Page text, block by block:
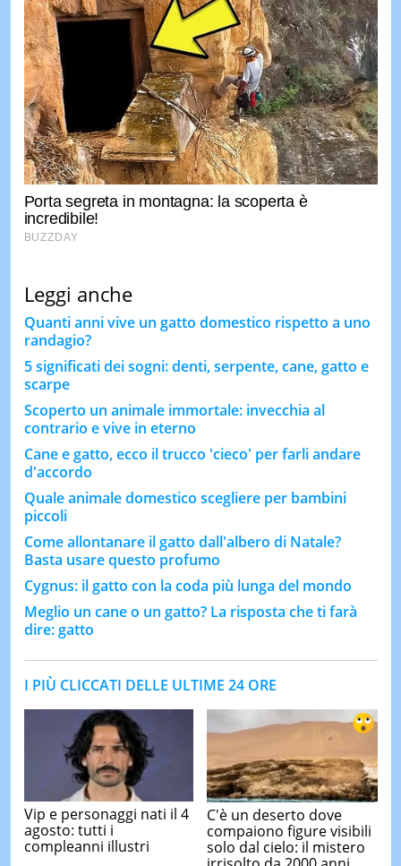
Leggi anche
Quanti anni vive un gatto domestico rispetto a uno
randagio?
5 significati dei sogni: denti, serpente, cane, gatto e
scarpe
Scoperto un animale immortale: invecchia al
contrario e vive in eterno
Cane e gatto, ecco il trucco 'cieco' per farli andare
d'accordo
Quale animale domestico scegliere per bambini
piccoli
Come allontanare il gatto dall'albero di Natale?
Basta usare questo profumo
Cygnus: il gatto con la coda più lunga del mondo
Meglio un cane o un gatto? La risposta che ti farà
dire: gatto
I PIÙ CLICCATI DELLE ULTIME 24 ORE
Vip e personaggi nati il 4
agosto: tutti i
compleanni illustri
C'è un deserto dove
compaiono figure visibili
solo dal cielo: il mistero